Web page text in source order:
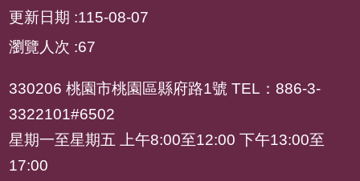
料
開
放
告
更新日期 115-08-07
瀏覽人次 67
330206 桃園市桃園區縣府路1號 TEL：886-3-
3322101#6502
星期一至星期五 上午8:00至12:00 下午13:00至
17:00